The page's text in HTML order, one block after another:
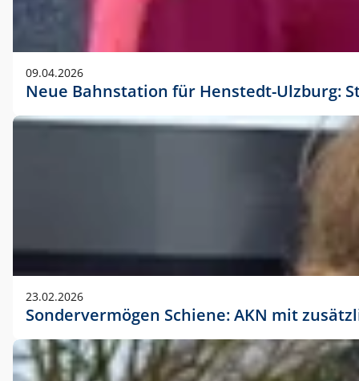
09.04.2026
Neue Bahnstation für Henstedt-Ulzburg:
23.02.2026
Sondervermögen Schiene: AKN mit